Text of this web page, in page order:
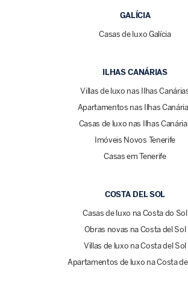
GALÍCIA
Casas de luxo Galícia
ILHAS CANÁRIAS
Villas de luxo nas Ilhas
Apartamentos nas Ilhas
Casas de luxo nas Ilhas
Imóveis Novos Tenerife
Casas em Tenerife
COSTA DEL SOL
Casas de luxo na Costa do Sol
Obras novas na Costa del Sol
Villas de luxo na Costa del Sol
Apartamentos de luxo na Costa